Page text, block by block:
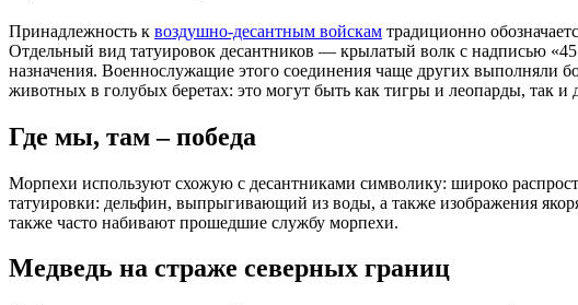
Принадлежность к воздушно-десантным войскам традиционно
Отдельный вид татуировок десантников — крылатый волк с надписью
назначения. Военнослужащие этого соединения чаще других выполняли
животных в голубых беретах: это могут быть как тигры и леопарды, так и
Где мы, там – победа
Морпехи используют схожую с десантниками символику: широко
татуировки: дельфин, выпрыгивающий из воды, а также изображения
также часто набивают прошедшие службу морпехи.
Медведь на страже северных границ